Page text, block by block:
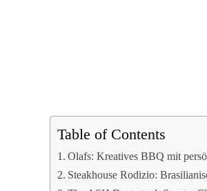
Table of Contents
Olafs: Kreatives BBQ mit
Steakhouse Rodizio: